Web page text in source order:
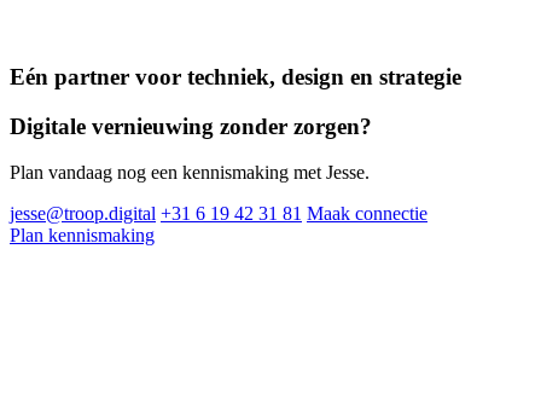
Eén partner voor techniek, design en strategie
Digitale vernieuwing zonder zorgen?
Plan vandaag nog een kennismaking met Jesse.
jesse@troop.digital +31 6 19 42 31 81 Maak connectie
Plan kennismaking